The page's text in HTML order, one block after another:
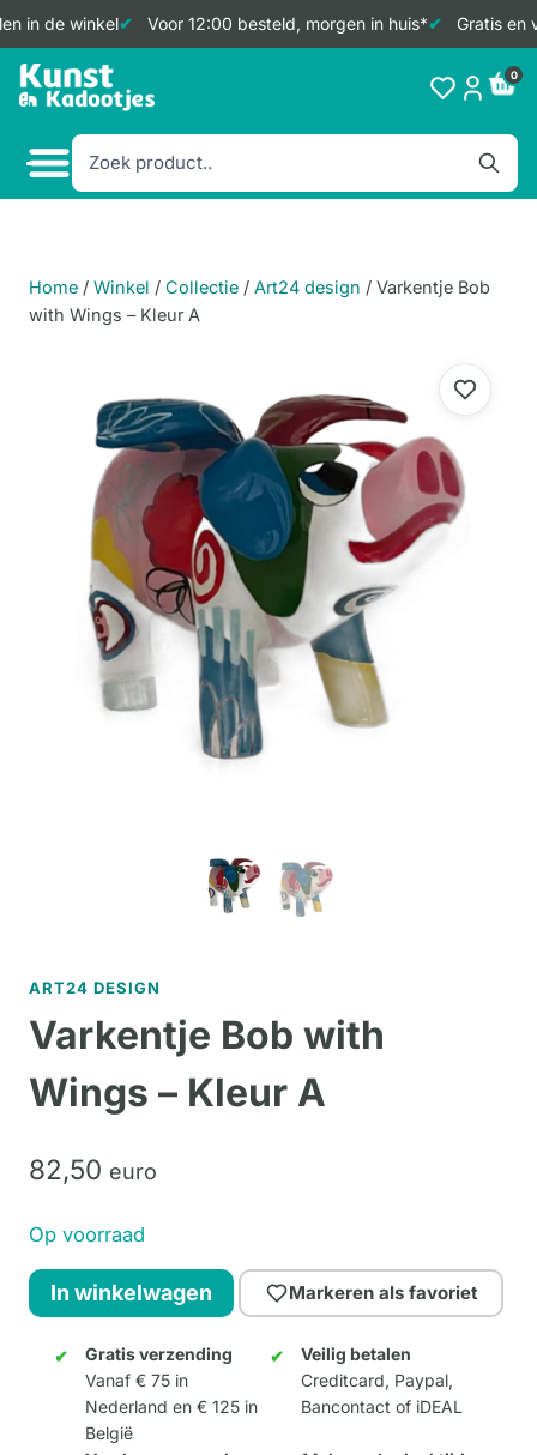
in de winkel Voor 12:00 besteld, morgen in huis* Gratis en
Doorgaan
naar
0
Home / Winkel / Collectie / Art24 design / Varkentje Bob
with Wings – Kleur A
ART24 DESIGN
Varkentje Bob with
Wings – Kleur A
82,50 euro
Op voorraad
Varkentje
Bob
with
Wings
In winkelwagen Markeren als favoriet
Gratis verzending
Vanaf € 75 in
Nederland en € 125 in
België
Veilig betalen
Creditcard, Paypal,
Bancontact of iDEAL